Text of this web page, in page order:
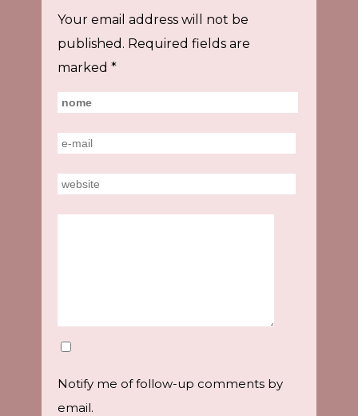
Your email address will not be
published. Required fields are
marked *
Notify me of follow-up comments by
email.